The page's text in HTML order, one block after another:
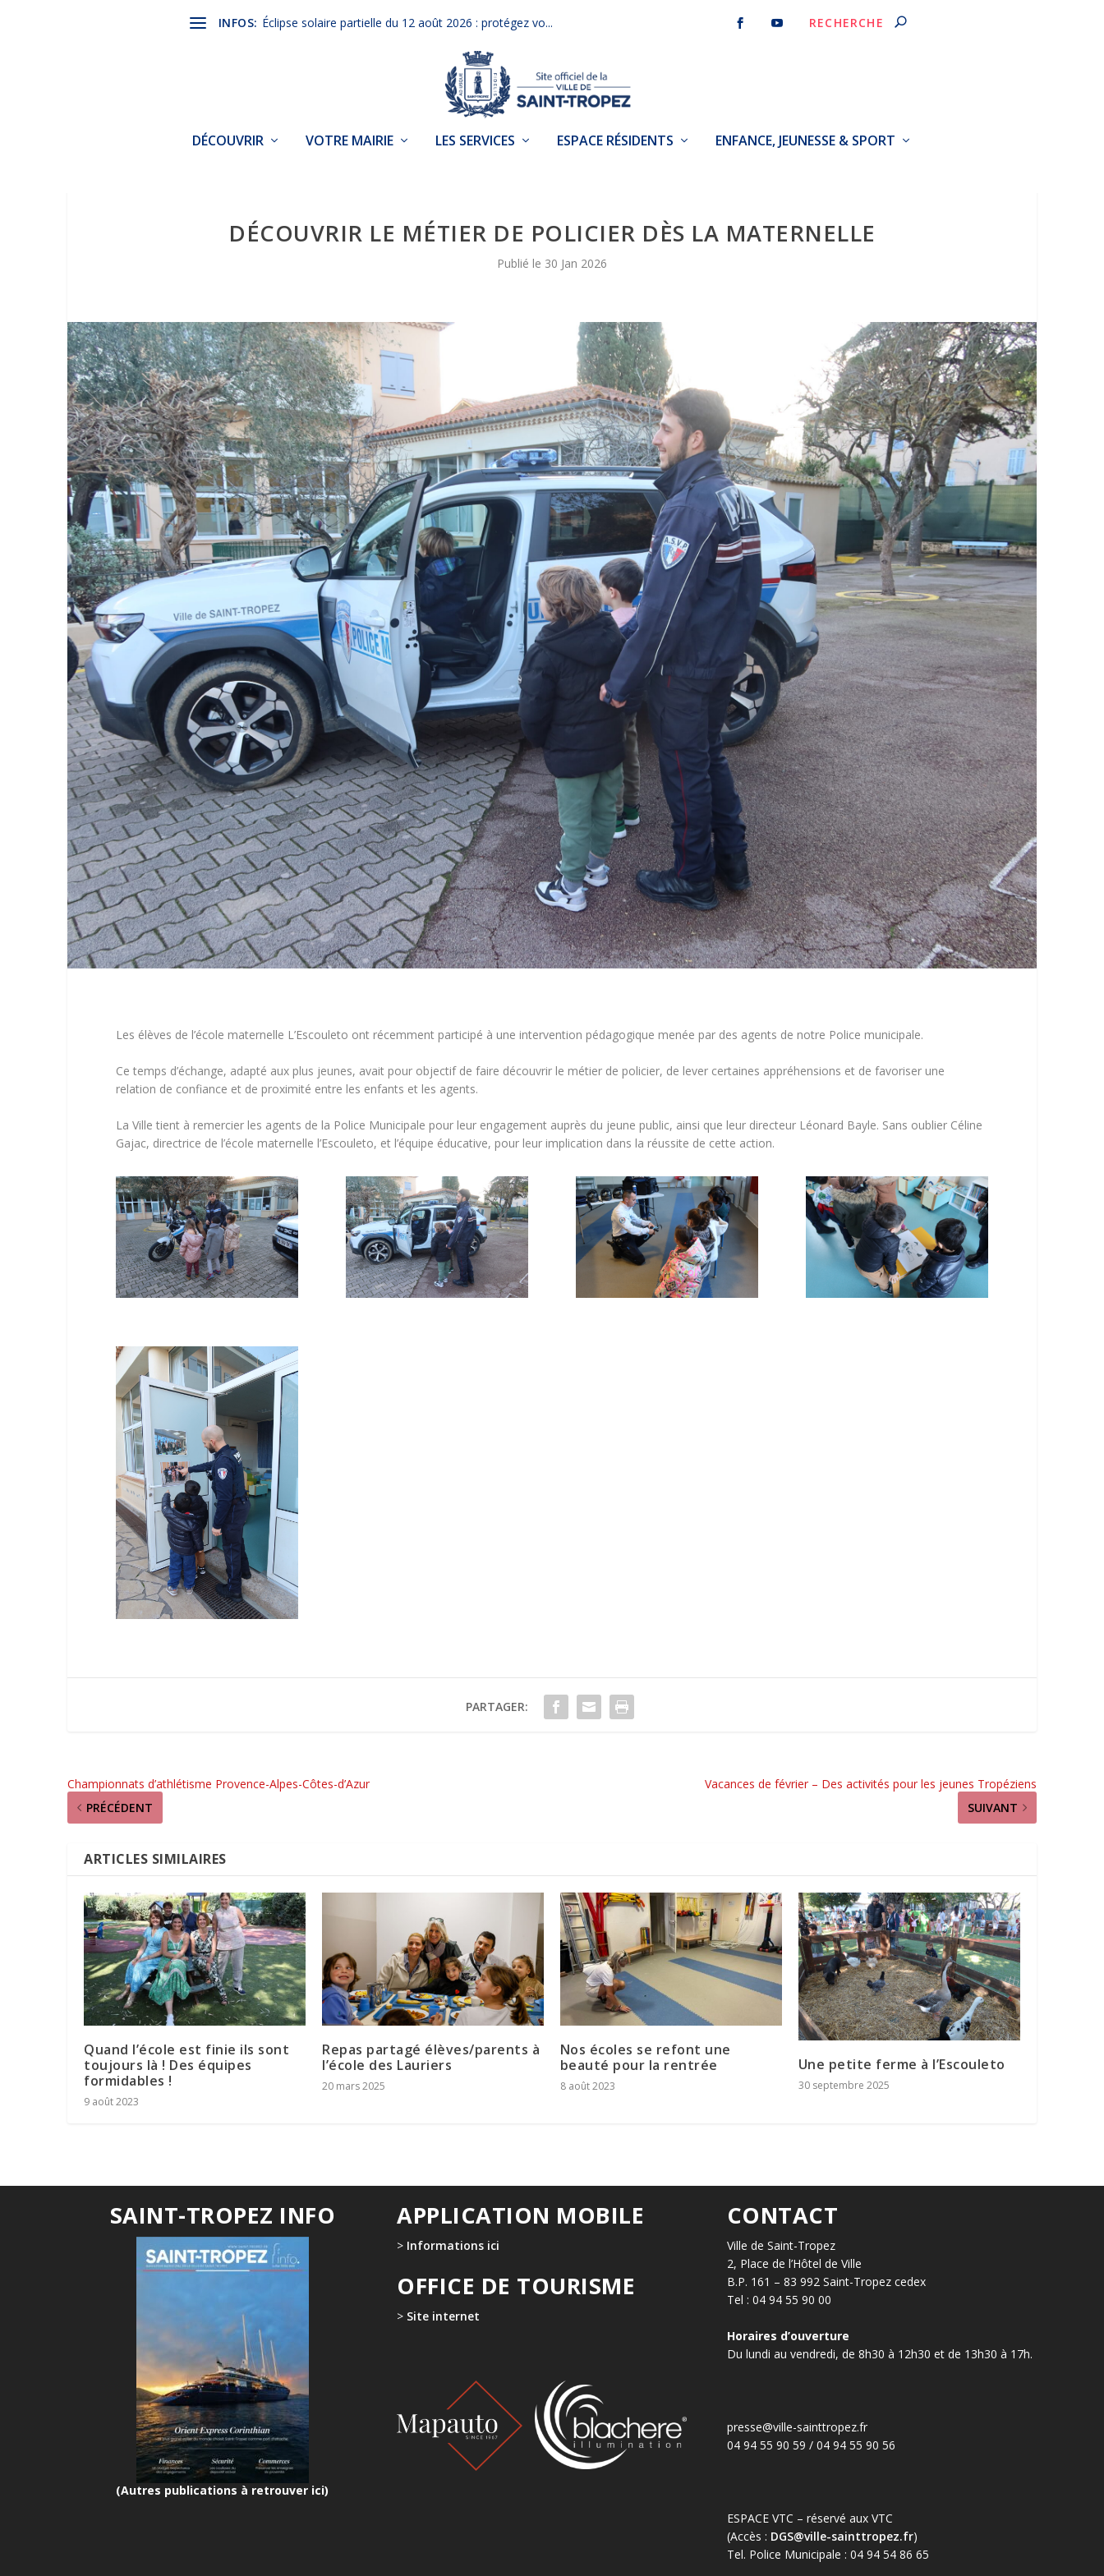
INFOS: Éclipse solaire partielle du 12 août 2026 : protégez vo...
DÉCOUVRIR VOTRE MAIRIE LES SERVICES ESPACE RÉSIDENTS ENFANCE, JEUNESSE & SPORT
DÉCOUVRIR LE MÉTIER DE POLICIER DÈS LA MATERNELLE
30 Jan 2026
Les élèves de l’école maternelle L’Escouleto ont récemment participé à une intervention pédagogique menée par des agents de notre Police municipale.
Ce temps d’échange, adapté aux plus jeunes, avait pour objectif de faire découvrir le métier de policier, de lever certaines appréhensions et de favoriser une
relation de confiance et de proximité entre les enfants et les agents.
La Ville tient à remercier les agents de la Police Municipale pour leur engagement auprès du jeune public, ainsi que leur directeur Léonard Bayle. Sans oublier Céline
Gajac, directrice de l’école maternelle l’Escouleto, et l’équipe éducative, pour leur implication dans la réussite de cette action.
PARTAGER:
Championnats d’athlétisme Provence-Alpes-Côtes-d’Azur
PRÉCÉDENT
Vacances de février – Des activités pour les jeunes Tropéziens
SUIVANT
ARTICLES SIMILAIRES
Quand l’école est finie ils sont
toujours là ! Des équipes
formidables !
9 août 2023
Repas partagé élèves/parents à
l’école des Lauriers
20 mars 2025
Nos écoles se refont une
beauté pour la rentrée
8 août 2023
Une petite ferme à l’Escouleto
30 septembre 2025
SAINT-TROPEZ INFO
(Autres publications à retrouver ici)
APPLICATION MOBILE
> Informations ici
OFFICE DE TOURISME
> Site internet
CONTACT
Ville de Saint-Tropez
2, Place de l’Hôtel de Ville
B.P. 161 – 83 992 Saint-Tropez cedex
Tel : 04 94 55 90 00
Horaires d’ouverture
Du lundi au vendredi, de 8h30 à 12h30 et de 13h30 à 17h.
presse@ville-sainttropez.fr
04 94 55 90 59 / 04 94 55 90 56
ESPACE VTC – réservé aux VTC
(Accès : DGS@ville-sainttropez.fr)
Tel. Police Municipale : 04 94 54 86 65